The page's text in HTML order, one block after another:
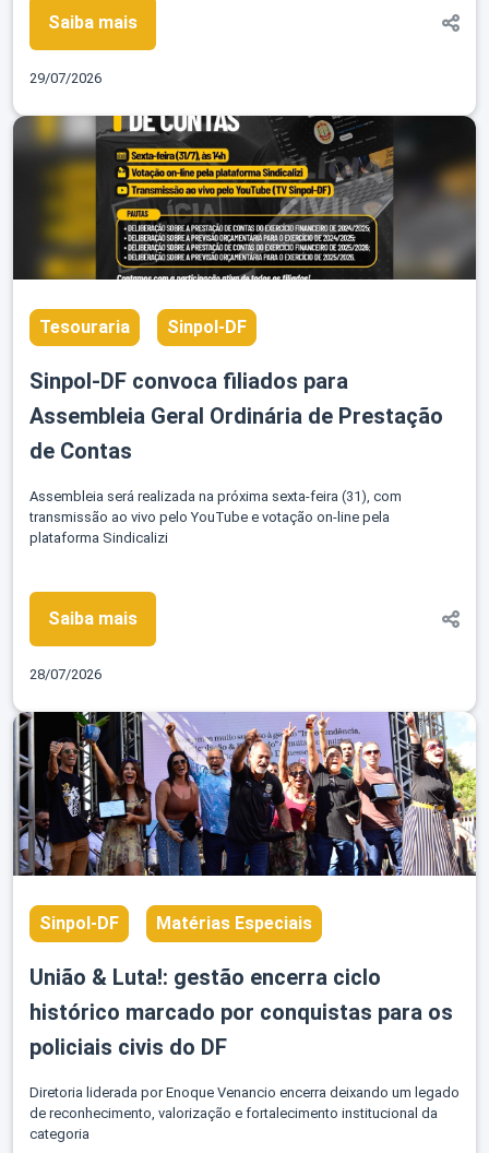
Saiba mais
29/07/2026
Tesouraria Sinpol-DF
Sinpol-DF convoca filiados para
Assembleia Geral Ordinária de Prestação
de Contas
Assembleia será realizada na próxima sexta-feira (31), com
transmissão ao vivo pelo YouTube e votação on-line pela
plataforma Sindicalizi
Saiba mais
28/07/2026
Sinpol-DF Matérias Especiais
União & Luta!: gestão encerra ciclo
histórico marcado por conquistas para os
policiais civis do DF
Diretoria liderada por Enoque Venancio encerra deixando um legado
de reconhecimento, valorização e fortalecimento institucional da
categoria